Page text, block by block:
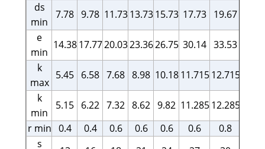
ds
min
7.78 9.78 11.73 13.73 15.73 17.73 19.67
e
min
14.38 17.7720.0323.3626.75 30.14 33.53
k
max
5.45 6.58 7.68 8.98 10.18 11.715 12.715
k
min
5.15 6.22 7.32 8.62 9.82 11.285 12.285
r min 0.4 0.4 0.6 0.6 0.6 0.6 0.8
s